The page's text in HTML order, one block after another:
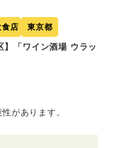
食店 東京都
】「ワイン酒場 ウラッ
があります。